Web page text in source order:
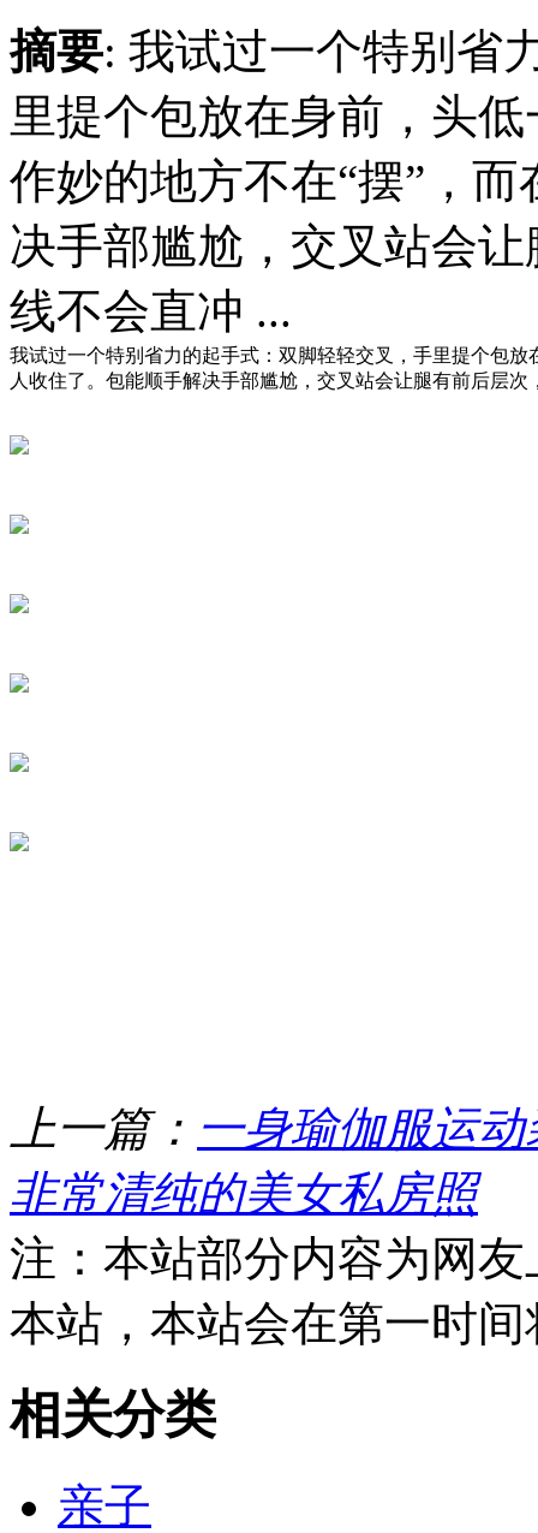
摘要: 我试过一个特别省
里提个包放在身前，头
作妙的地方不在“摆”，
决手部尴尬，交叉站会
线不会直冲 ...
我试过一个特别省力的起手式：双脚轻轻交叉，手里提个包
人收住了。包能顺手解决手部尴尬，交叉站会让腿有前后层
上一篇： 一身瑜伽服运
非常清纯的美女私房照
注：本站部分内容为网
本站，本站会在第一时
相关分类
亲子